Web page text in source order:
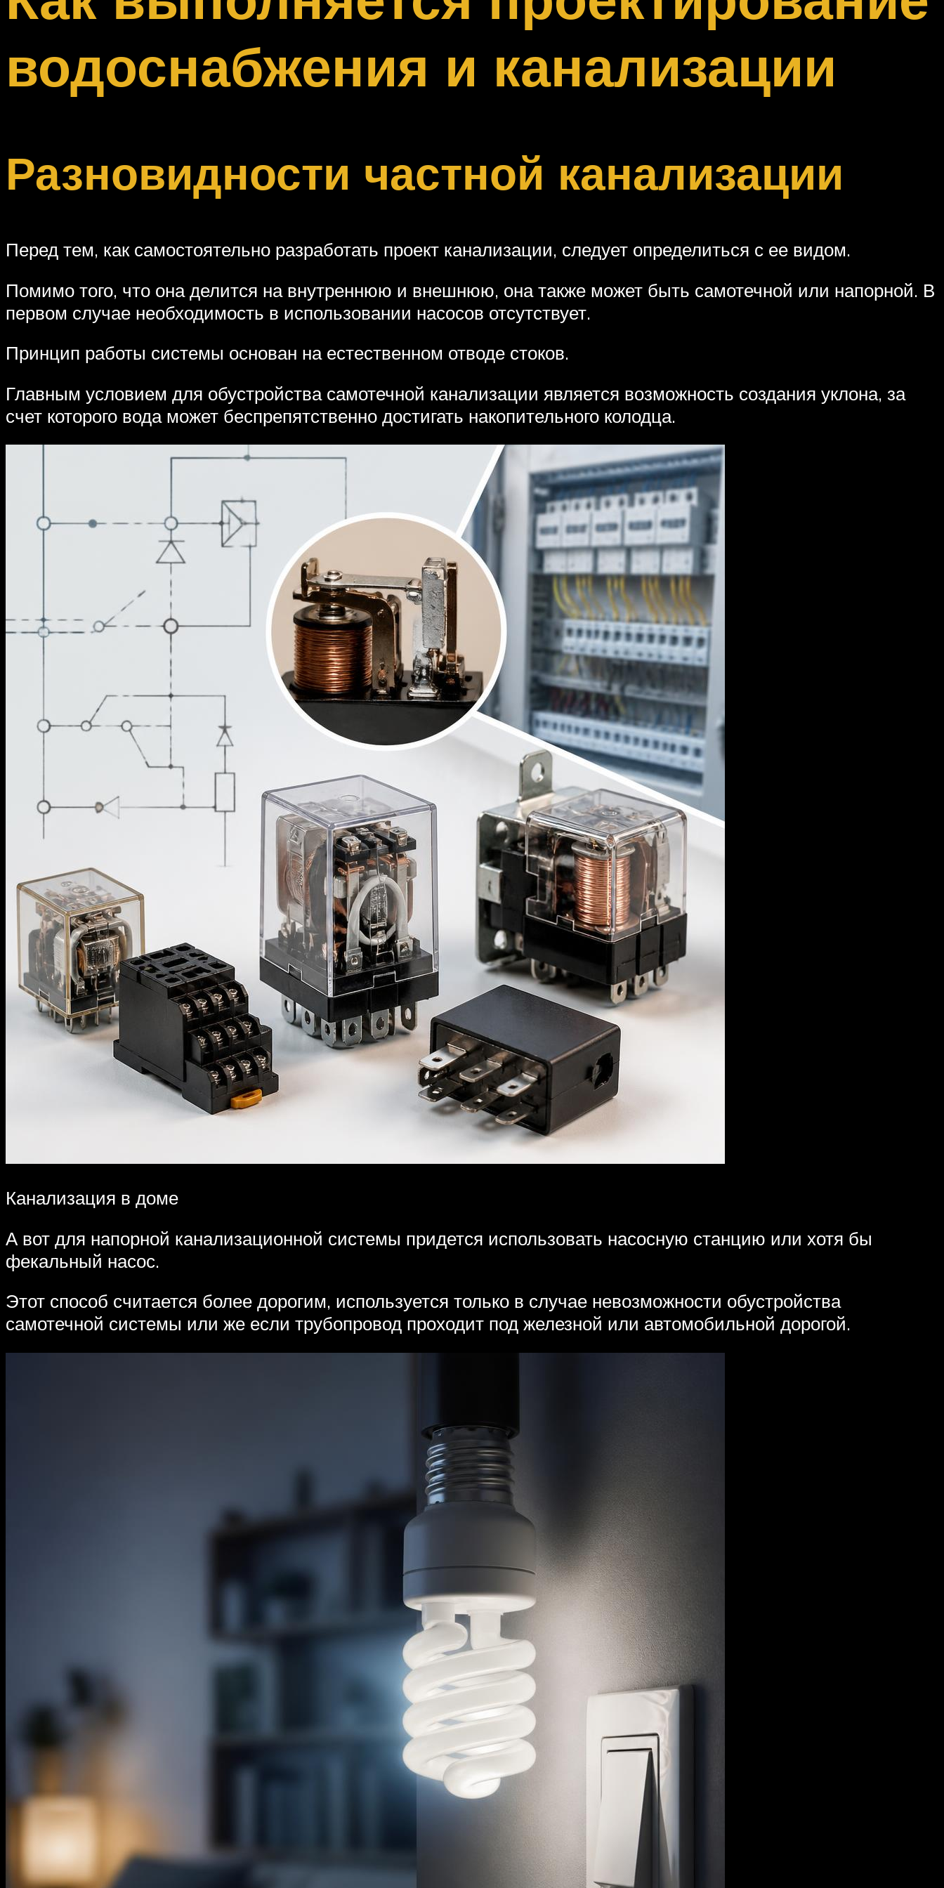
водоснабжения и канализации
Разновидности частной канализации
Перед тем, как самостоятельно разработать проект канализации, следует определиться с ее видом.
Помимо того, что она делится на внутреннюю и внешнюю, она также может быть самотечной или напорной. В
первом случае необходимость в использовании насосов отсутствует.
Принцип работы системы основан на естественном отводе стоков.
Главным условием для обустройства самотечной канализации является возможность создания уклона, за
счет которого вода может беспрепятственно достигать накопительного колодца.
Канализация в доме
А вот для напорной канализационной системы придется использовать насосную станцию или хотя бы
фекальный насос.
Этот способ считается более дорогим, используется только в случае невозможности обустройства
самотечной системы или же если трубопровод проходит под железной или автомобильной дорогой.